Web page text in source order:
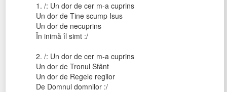
1. /: Un dor de cer m-a cuprins
Un dor de Tine scump Isus
Un dor de necuprins
În inimă îl simt :/
2. /: Un dor de cer m-a cuprins
Un dor de Tronul Sfânt
Un dor de Regele regilor
De Domnul domnilor :/